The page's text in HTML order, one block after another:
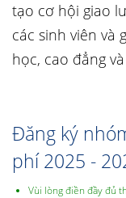
tạo cơ hội giao
các sinh viên và
học, cao đẳng
Đăng ký
phí 2025 -
Vùi lòng điền đầy đủ